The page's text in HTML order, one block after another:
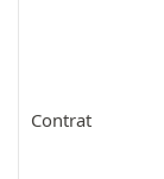
Contrat